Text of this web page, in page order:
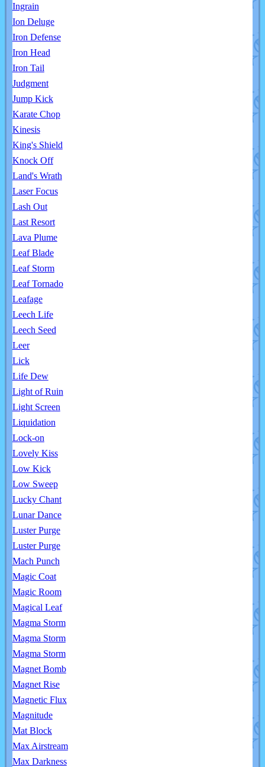
Ingrain
Ion Deluge
Iron Defense
Iron Head
Iron Tail
Judgment
Jump Kick
Karate Chop
Kinesis
King's Shield
Knock Off
Land's Wrath
Laser Focus
Lash Out
Last Resort
Lava Plume
Leaf Blade
Leaf Storm
Leaf Tornado
Leafage
Leech Life
Leech Seed
Leer
Lick
Life Dew
Light of Ruin
Light Screen
Liquidation
Lock-on
Lovely Kiss
Low Kick
Low Sweep
Lucky Chant
Lunar Dance
Luster Purge
Luster Purge
Mach Punch
Magic Coat
Magic Room
Magical Leaf
Magma Storm
Magma Storm
Magma Storm
Magnet Bomb
Magnet Rise
Magnetic Flux
Magnitude
Mat Block
Max Airstream
Max Darkness